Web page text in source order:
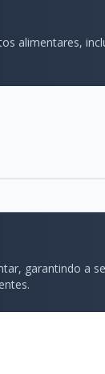
alimentares,
garantindo a